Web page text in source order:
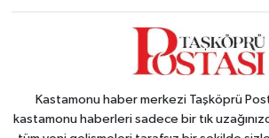
Kastamonu haber merkezi Taşköprü
kastamonu haberleri sadece bir tık